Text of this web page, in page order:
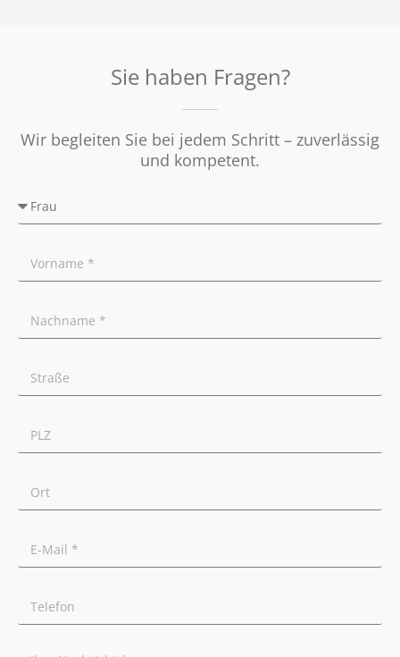
Tipps für PrivatverkäuferSie haben Fragen?
Wir begleiten Sie bei jedem Schritt – zuverlässig
und kompetent.